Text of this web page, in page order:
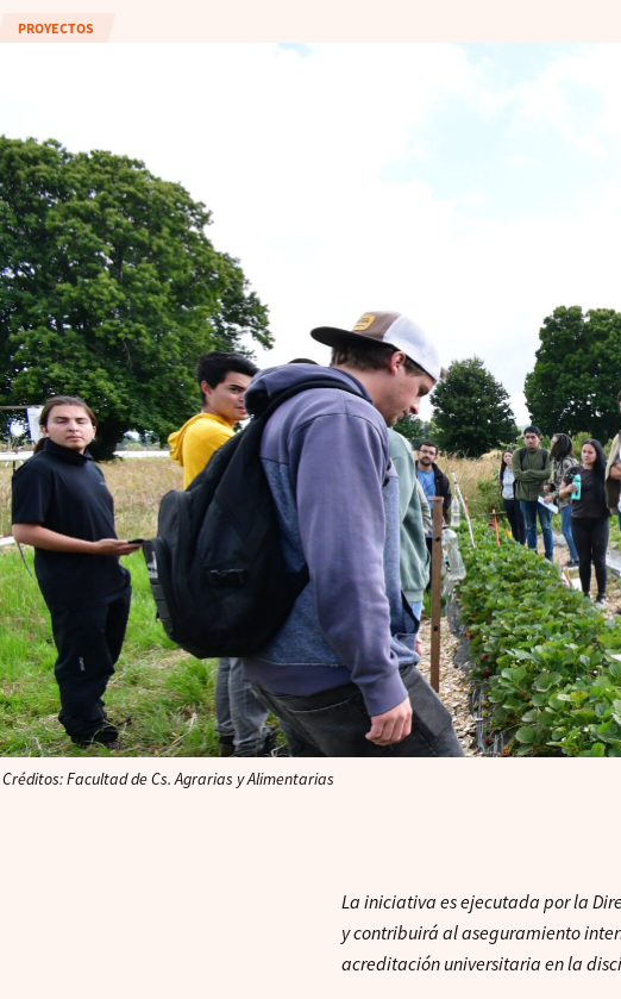
PROYECTOS
Créditos: Facultad de Cs. Agrarias y Alimentarias
La iniciativa es ejecutada por la
y contribuirá al aseguramiento
acreditación universitaria en la